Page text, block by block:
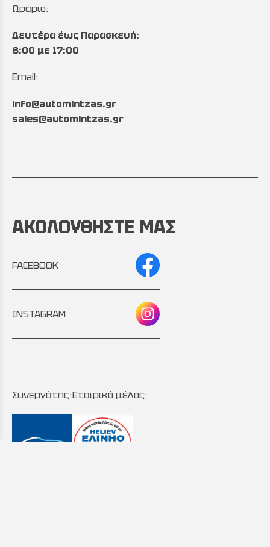
Ωράριο:
Δευτέρα έως Παρασκευή:
8:00 με 17:00
Email:
info@automintzas.gr
sales@automintzas.gr
ΑΚΟΛΟΥΘΗΣΤΕ ΜΑΣ
FACEBOOK
INSTAGRAM
Συνεργάτης:Εταιρικό μέλος: